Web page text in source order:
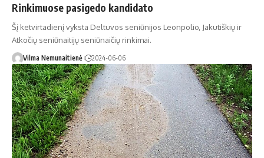
Rinkimuose pasigedo kandidato
Šį ketvirtadienį vyksta Deltuvos seniūnijos Leonpolio, Jakutiškių ir
Atkočių seniūnaitijų seniūnaičių rinkimai.
Vilma Nemunaitienė 2024-06-06